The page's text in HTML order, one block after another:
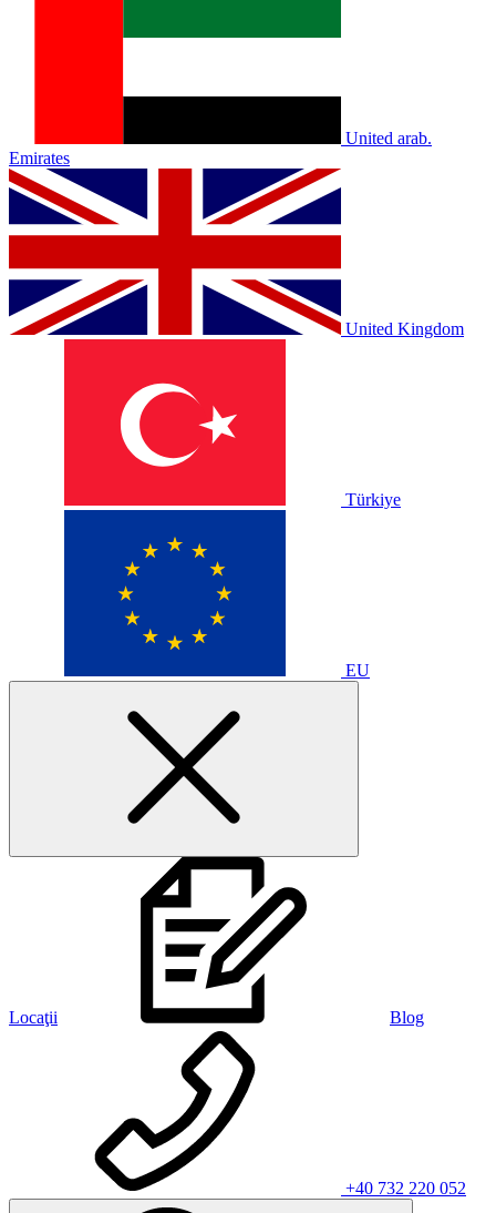
United arab.
Emirates
United Kingdom
Türkiye
EU
Locaţii Blog
+40 732 220 052